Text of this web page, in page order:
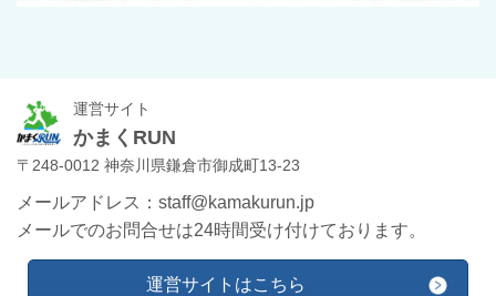
運営サイト
かまくRUN
〒248-0012 神奈川県鎌倉市御成町13-23
メールアドレス：staff@kamakurun.jp
メールでのお問合せは24時間受け付けております。
運営サイトはこちら